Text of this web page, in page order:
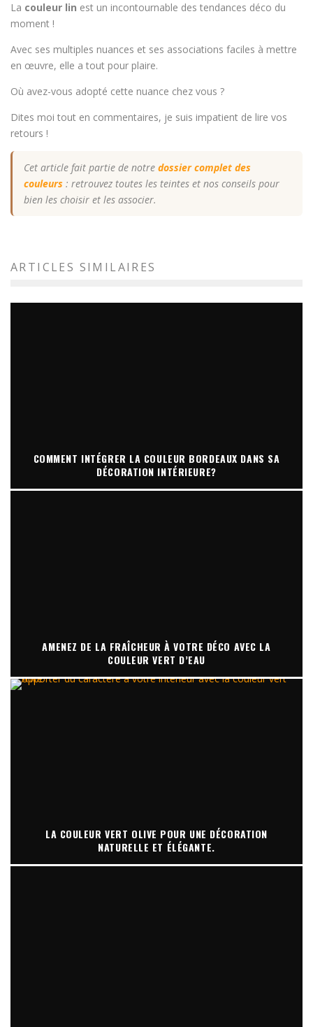
La couleur lin est un incontournable des tendances déco du
moment !
Avec ses multiples nuances et ses associations faciles à mettre
en œuvre, elle a tout pour plaire.
Où avez-vous adopté cette nuance chez vous ?
Dites moi tout en commentaires, je suis impatient de lire vos
retours !
Cet article fait partie de notre dossier complet des
couleurs : retrouvez toutes les teintes et nos conseils pour
bien les choisir et les associer.
ARTICLES SIMILAIRES
COMMENT INTÉGRER LA COULEUR BORDEAUX DANS SA
DÉCORATION INTÉRIEURE?
AMENEZ DE LA FRAÎCHEUR À VOTRE DÉCO AVEC LA
COULEUR VERT D’EAU
LA COULEUR VERT OLIVE POUR UNE DÉCORATION
NATURELLE ET ÉLÉGANTE.